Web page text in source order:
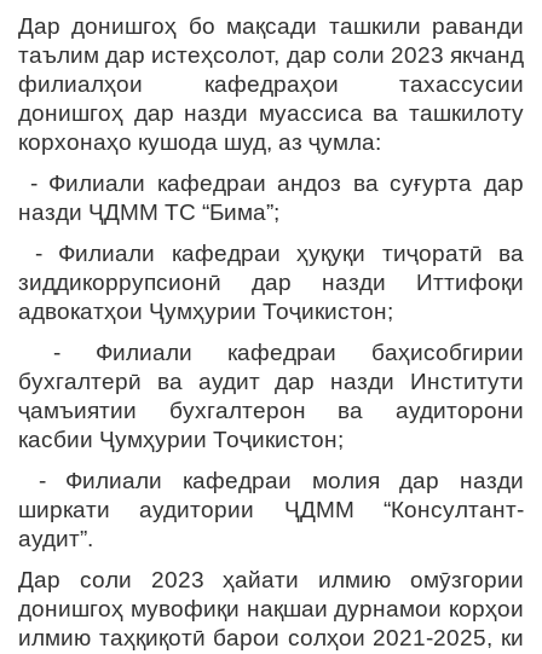
Дар донишгоҳ бо мақсади ташкили раванди
таълим дар истеҳсолот, дар соли 2023 якчанд
филиалҳои кафедраҳои тахассусии
донишгоҳ дар назди муассиса ва ташкилоту
корхонаҳо кушода шуд, аз ҷумла:
- Филиали кафедраи андоз ва суғурта дар
назди ҶДММ ТС “Бима”;
- Филиали кафедраи ҳуқуқи тиҷоратӣ ва
зиддикоррупсионӣ дар назди Иттифоқи
адвокатҳои Ҷумҳурии Тоҷикистон;
- Филиали кафедраи баҳисобгирии
бухгалтерӣ ва аудит дар назди Институти
ҷамъиятии бухгалтерон ва аудиторони
касбии Ҷумҳурии Тоҷикистон;
- Филиали кафедраи молия дар назди
ширкати аудитории ҶДММ “Консултант-
аудит”.
Дар соли 2023 ҳайати илмию омӯзгории
донишгоҳ мувофиқи нақшаи дурнамои корҳои
илмию таҳқиқотӣ барои солҳои 2021-2025, ки